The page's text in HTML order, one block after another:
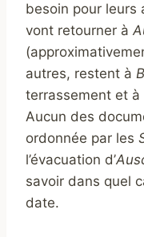
besoin pour leurs
vont retourner à
autres, restent à
terrassement et
Aucun des
ordonnée par les
l’évacuation d’
savoir dans quel
date.